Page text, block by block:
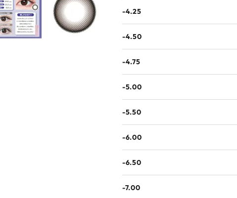
-4.25
-4.50
-4.75
-5.00
-5.50
-6.00
-6.50
-7.00